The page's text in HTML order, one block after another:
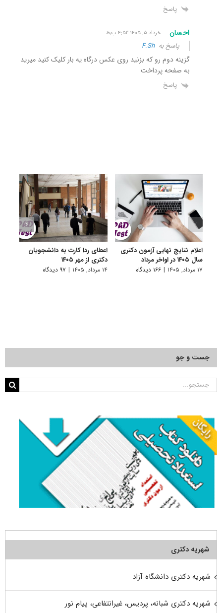
پاسخ
احسان خرداد ۵, ۱۴۰۵ ۴:۵۲ ب٫ظ
پاسخ بهF.Sh
گزینه دوم رو که بزنید روی عکس درگاه یه بار کلیک کنید میرید
به صفحه پرداخت
پاسخ
اعلام نتایج نهایی آزمون دکتری
سال ۱۴۰۵ در اواخر مرداد
۱۷ مرداد, ۱۴۰۵ | ۱۶۶ دیدگاه
اعطای ردا کارت به دانشجویان
دکتری از مهر ۱۴۰۵
۱۴ مرداد, ۱۴۰۵ | ۹۷ دیدگاه
جست و جو
جستجو
شهریه دکتری
شهریه دکتری دانشگاه آزاد
شهریه دکتری شبانه، پردیس، غیرانتفاعی، پیام نور